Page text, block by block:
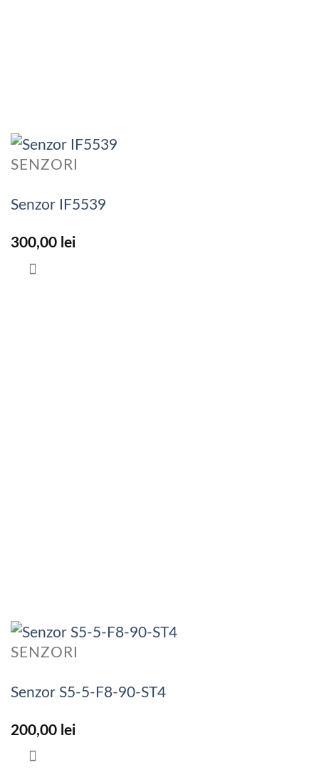
SENZORI
Senzor IF5539
300,00 lei
SENZORI
Senzor S5-5-F8-90-ST4
200,00 lei